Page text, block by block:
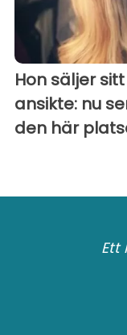
Hon säljer
ansikte: nu
den här
Ett